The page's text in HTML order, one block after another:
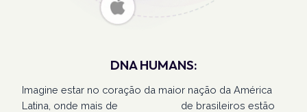
DNA HUMANS:
Imagine estar no coração da maior nação da América
Latina, onde mais de
de brasileiros estão